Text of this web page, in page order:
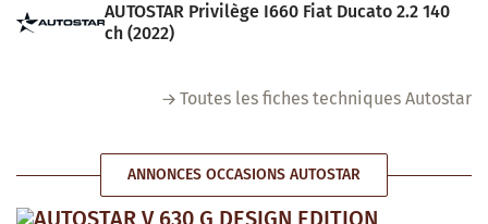
AUTOSTAR Privilège I660 Fiat Ducato 2.2 140
ch (2022)
Toutes les fiches techniques Autostar
ANNONCES OCCASIONS AUTOSTAR
AUTOSTAR V 630 G DESIGN EDITION